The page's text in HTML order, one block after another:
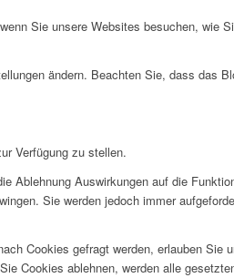
Sie unsere Websites besuchen, wie
ändern. Beachten Sie, dass das
Verfügung zu stellen.
Auswirkungen auf die
Sie werden jedoch immer
Cookies gefragt werden, erlauben
Cookies ablehnen, werden alle